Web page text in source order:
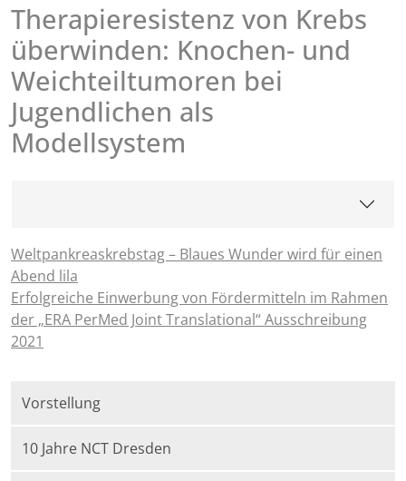
Therapieresistenz von Krebs
überwinden: Knochen- und
Weichteiltumoren bei
Jugendlichen als
Modellsystem
Weltpankreaskrebstag – Blaues Wunder wird für einen
Abend lila
Erfolgreiche Einwerbung von Fördermitteln im Rahmen
der „ERA PerMed Joint Translational“ Ausschreibung
2021
Vorstellung
10 Jahre NCT Dresden